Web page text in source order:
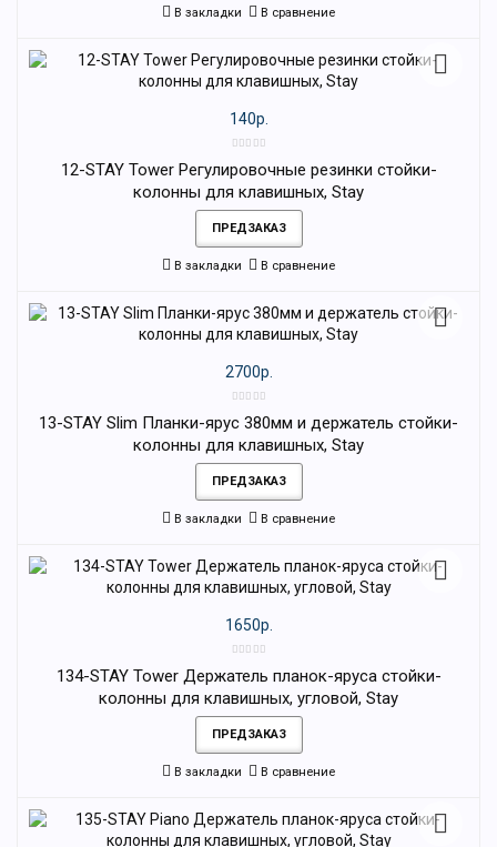
В закладки В сравнение
140р.
12-STAY Tower Регулировочные резинки стойки-
колонны для клавишных, Stay
ПРЕДЗАКАЗ
В закладки В сравнение
2700р.
13-STAY Slim Планки-ярус 380мм и держатель стойки-
колонны для клавишных, Stay
ПРЕДЗАКАЗ
В закладки В сравнение
1650р.
134-STAY Tower Держатель планок-яруса стойки-
колонны для клавишных, угловой, Stay
ПРЕДЗАКАЗ
В закладки В сравнение